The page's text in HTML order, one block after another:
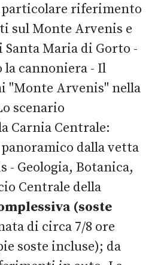
particolare riferimento
sul Monte Arvenis e
Maria di Gorto -
la cannoniera - Il
"Monte Arvenis" nella
scenario
Carnia Centrale:
panoramico dalla vetta
- Geologia, Botanica,
Centrale della
(soste
di circa 7/8 ore
soste incluse); da